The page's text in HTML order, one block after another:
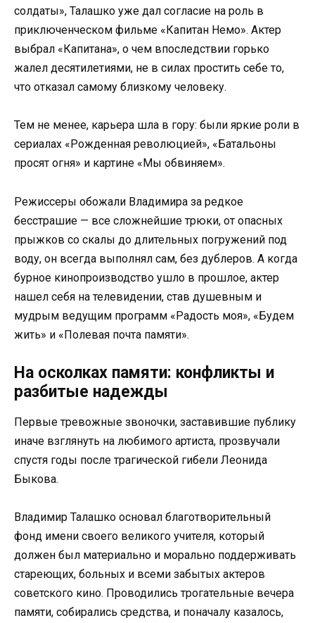
солдаты», Талашко уже дал согласие на роль в
приключенческом фильме «Капитан Немо». Актер
выбрал «Капитана», о чем впоследствии горько
жалел десятилетиями, не в силах простить себе то,
что отказал самому близкому человеку.
Тем не менее, карьера шла в гору: были яркие роли в
сериалах «Рожденная революцией», «Батальоны
просят огня» и картине «Мы обвиняем».
Режиссеры обожали Владимира за редкое
бесстрашие — все сложнейшие трюки, от опасных
прыжков со скалы до длительных погружений под
воду, он всегда выполнял сам, без дублеров. А когда
бурное кинопроизводство ушло в прошлое, актер
нашел себя на телевидении, став душевным и
мудрым ведущим программ «Радость моя», «Будем
жить» и «Полевая почта памяти».
На осколках памяти: конфликты и
разбитые надежды
Первые тревожные звоночки, заставившие публику
иначе взглянуть на любимого артиста, прозвучали
спустя годы после трагической гибели Леонида
Быкова.
Владимир Талашко основал благотворительный
фонд имени своего великого учителя, который
должен был материально и морально поддерживать
стареющих, больных и всеми забытых актеров
советского кино. Проводились трогательные вечера
памяти, собирались средства, и поначалу казалось,